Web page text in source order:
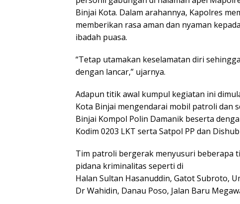
Binjai Kota. Dalam arahannya, Kapolres
memberikan rasa aman dan nyaman
ibadah puasa.
“Tetap utamakan keselamatan diri
dengan lancar,” ujarnya.
Adapun titik awal kumpul kegiatan ini
Kota Binjai mengendarai mobil patroli dan
Binjai Kompol Polin Damanik beserta
Kodim 0203 LKT serta Satpol PP dan
Tim patroli bergerak menyusuri beberapa
pidana kriminalitas seperti di
Halan Sultan Hasanuddin, Gatot Subroto,
Dr Wahidin, Danau Poso, Jalan Baru